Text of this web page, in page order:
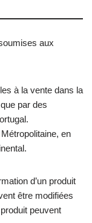
aux
à la vente dans la
par des
en
d’un produit
être modifiées
peuvent